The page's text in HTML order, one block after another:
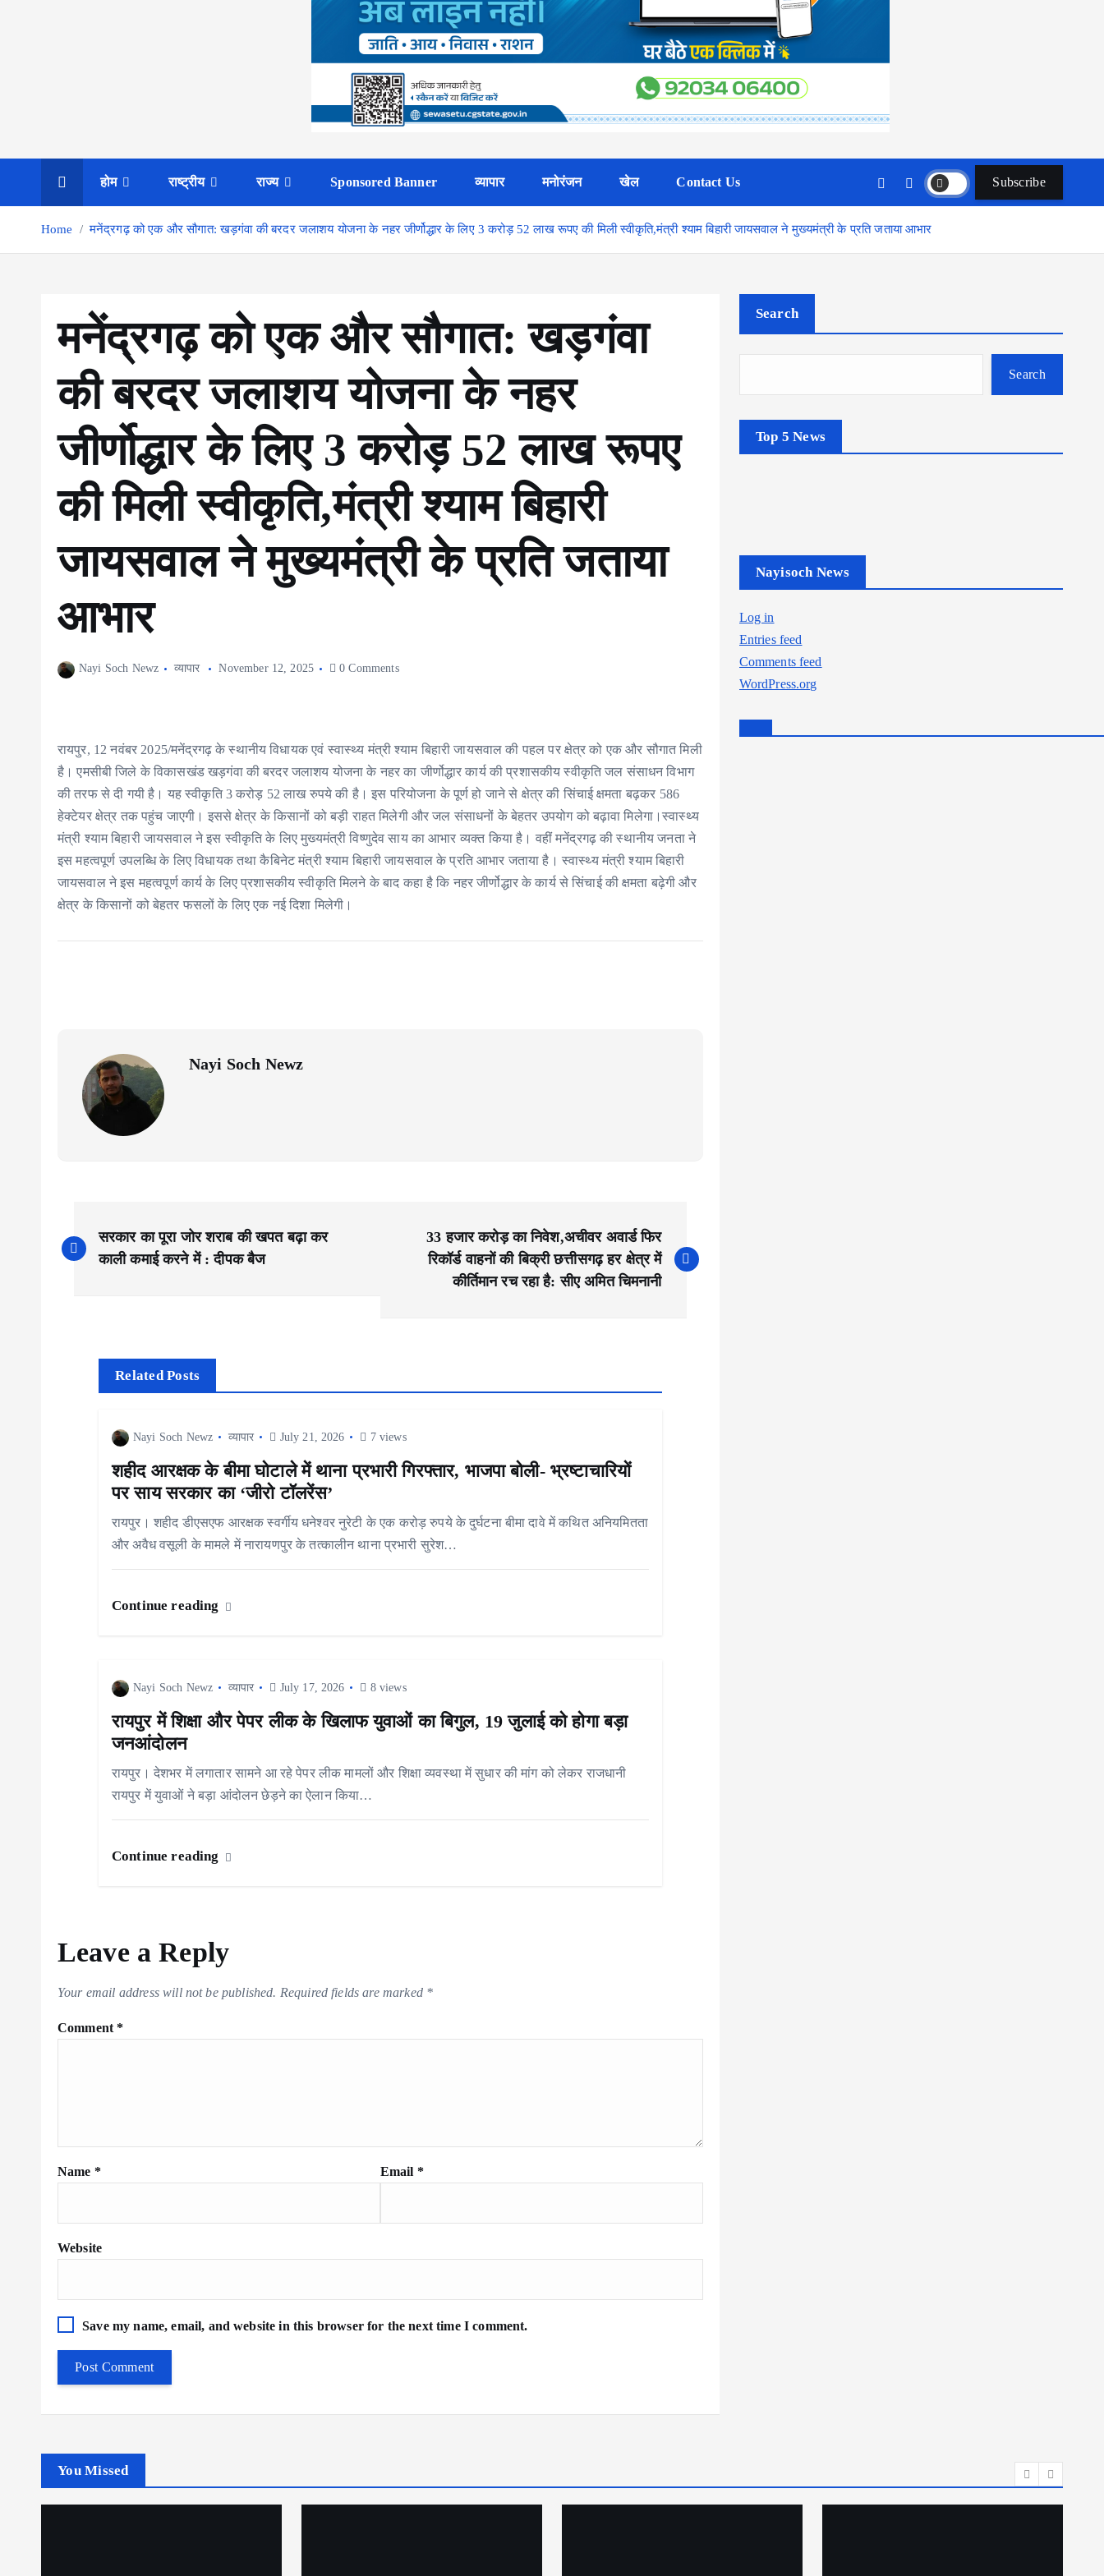
होम राष्ट्रीय राज्य Sponsored Banner व्यापार मनोरंजन खेल Contact Us Subscribe
Home मनेंद्रगढ़ को एक और सौगात: खड़गंवा की बरदर जलाशय योजना के नहर जीर्णोद्धार के लिए 3 करोड़ 52 लाख रूपए की मिली स्वीकृति,मंत्री श्याम बिहारी जायसवाल ने मुख्यमंत्री के प्रति जताया आभार
मनेंद्रगढ़ को एक और सौगात: खड़गंवा
की बरदर जलाशय योजना के नहर
जीर्णोद्धार के लिए 3 करोड़ 52 लाख रूपए
की मिली स्वीकृति,मंत्री श्याम बिहारी
जायसवाल ने मुख्यमंत्री के प्रति जताया
आभार
Nayi Soch Newz व्यापार November 12, 2025 0 Comments
रायपुर, 12 नवंबर 2025/मनेंद्रगढ़ के स्थानीय विधायक एवं स्वास्थ्य मंत्री श्याम बिहारी जायसवाल की पहल पर क्षेत्र को एक और सौगात मिली
है। एमसीबी जिले के विकासखंड खड़गंवा की बरदर जलाशय योजना के नहर का जीर्णोद्धार कार्य की प्रशासकीय स्वीकृति जल संसाधन विभाग
की तरफ से दी गयी है। यह स्वीकृति 3 करोड़ 52 लाख रुपये की है। इस परियोजना के पूर्ण हो जाने से क्षेत्र की सिंचाई क्षमता बढ़कर 586
हेक्टेयर क्षेत्र तक पहुंच जाएगी। इससे क्षेत्र के किसानों को बड़ी राहत मिलेगी और जल संसाधनों के बेहतर उपयोग को बढ़ावा मिलेगा।स्वास्थ्य
मंत्री श्याम बिहारी जायसवाल ने इस स्वीकृति के लिए मुख्यमंत्री विष्णुदेव साय का आभार व्यक्त किया है। वहीं मनेंद्रगढ़ की स्थानीय जनता ने
इस महत्वपूर्ण उपलब्धि के लिए विधायक तथा कैबिनेट मंत्री श्याम बिहारी जायसवाल के प्रति आभार जताया है। स्वास्थ्य मंत्री श्याम बिहारी
जायसवाल ने इस महत्वपूर्ण कार्य के लिए प्रशासकीय स्वीकृति मिलने के बाद कहा है कि नहर जीर्णोद्धार के कार्य से सिंचाई की क्षमता बढ़ेगी और
क्षेत्र के किसानों को बेहतर फसलों के लिए एक नई दिशा मिलेगी।
Nayi Soch Newz
o
सरकार का पूरा जोर शराब की खपत बढ़ा कर
काली कमाई करने में : दीपक बैज
33 हजार करोड़ का निवेश,अचीवर अवार्ड फिर
रिकॉर्ड वाहनों की बिक्री छत्तीसगढ़ हर क्षेत्र में
कीर्तिमान रच रहा है: सीए अमित चिमनानी
Related Posts
Nayi Soch Newz व्यापार July 21, 2026 7 views
शहीद आरक्षक के बीमा घोटाले में थाना प्रभारी गिरफ्तार, भाजपा बोली- भ्रष्टाचारियों
पर साय सरकार का ‘जीरो टॉलरेंस’
रायपुर। शहीद डीएसएफ आरक्षक स्वर्गीय धनेश्वर नुरेटी के एक करोड़ रुपये के दुर्घटना बीमा दावे में कथित अनियमितता
और अवैध वसूली के मामले में नारायणपुर के तत्कालीन थाना प्रभारी सुरेश…
Continue reading
Nayi Soch Newz व्यापार July 17, 2026 8 views
रायपुर में शिक्षा और पेपर लीक के खिलाफ युवाओं का बिगुल, 19 जुलाई को होगा बड़ा
जनआंदोलन
रायपुर। देशभर में लगातार सामने आ रहे पेपर लीक मामलों और शिक्षा व्यवस्था में सुधार की मांग को लेकर राजधानी
रायपुर में युवाओं ने बड़ा आंदोलन छेड़ने का ऐलान किया…
Continue reading
Leave a Reply
Your email address will not be published. Required fields are marked *
Comment *
Name * Email *
Website
Save my name, email, and website in this browser for the next time I comment.
Search
Search
Top 5 News
Nayisoch News
Log in
Entries feed
Comments feed
WordPress.org
You Missed